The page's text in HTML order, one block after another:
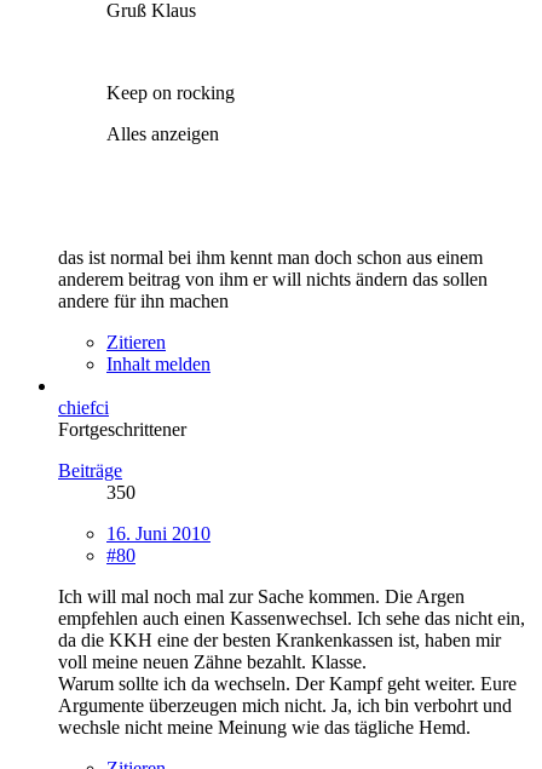
Gruß Klaus
Keep on rocking
Alles anzeigen
das ist normal bei ihm kennt man doch schon aus einem
anderem beitrag von ihm er will nichts ändern das sollen
andere für ihn machen
Zitieren
Inhalt melden
chiefci
Fortgeschrittener
Beiträge
350
16. Juni 2010
#80
Ich will mal noch mal zur Sache kommen. Die Argen
empfehlen auch einen Kassenwechsel. Ich sehe das nicht ein,
da die KKH eine der besten Krankenkassen ist, haben mir
voll meine neuen Zähne bezahlt. Klasse.
Warum sollte ich da wechseln. Der Kampf geht weiter. Eure
Argumente überzeugen mich nicht. Ja, ich bin verbohrt und
wechsle nicht meine Meinung wie das tägliche Hemd.